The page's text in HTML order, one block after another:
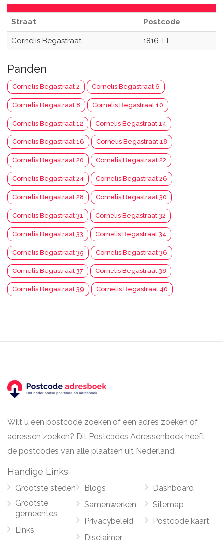
Straat Postcode
Cornelis Begastraat 1816 TT
Panden
Cornelis Begastraat 2 Cornelis Begastraat 6
Cornelis Begastraat 8 Cornelis Begastraat 10
Cornelis Begastraat 12 Cornelis Begastraat 14
Cornelis Begastraat 16 Cornelis Begastraat 18
Cornelis Begastraat 20 Cornelis Begastraat 22
Cornelis Begastraat 24 Cornelis Begastraat 26
Cornelis Begastraat 28 Cornelis Begastraat 30
Cornelis Begastraat 31 Cornelis Begastraat 32
Cornelis Begastraat 33 Cornelis Begastraat 34
Cornelis Begastraat 35 Cornelis Begastraat 36
Cornelis Begastraat 37 Cornelis Begastraat 38
Cornelis Begastraat 39 Cornelis Begastraat 40
Wilt u een postcode zoeken of een adres zoeken of
adressen zoeken? Dit Postcodes Adressenboek heeft
de postcodes van alle plaatsen uit Nederland.
Handige Links
Grootste steden
Grootste
gemeentes
Links
Blogs
Samenwerken
Privacybeleid
Disclaimer
Dashboard
Sitemap
Postcode kaart